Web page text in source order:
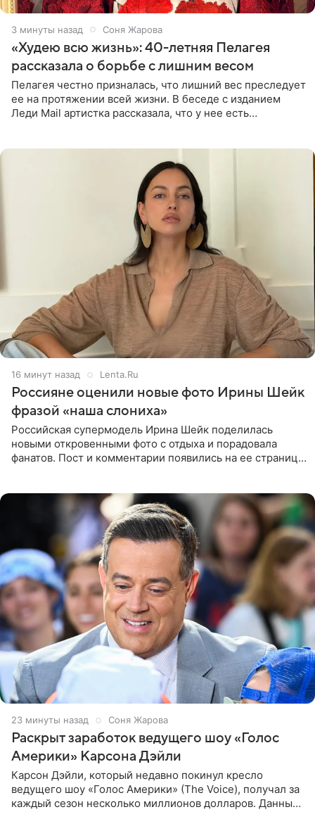
3 минуты назад Соня Жарова
«Худею всю жизнь»: 40-летняя Пелагея
рассказала о борьбе с лишним весом
Пелагея честно призналась, что лишний вес преследует
ее на протяжении всей жизни. В беседе с изданием
Леди Mail артистка рассказала, что у нее есть
16 минут назад Lenta.Ru
Россияне оценили новые фото Ирины Шейк
фразой «наша слониха»
Российская супермодель Ирина Шейк поделилась
новыми откровенными фото с отдыха и порадовала
фанатов. Пост и комментарии появились на ее странице
23 минуты назад Соня Жарова
Раскрыт заработок ведущего шоу «Голос
Америки» Карсона Дэйли
Карсон Дэйли, который недавно покинул кресло
ведущего шоу «Голос Америки» (The Voice), получал за
каждый сезон несколько миллионов долларов. Данные